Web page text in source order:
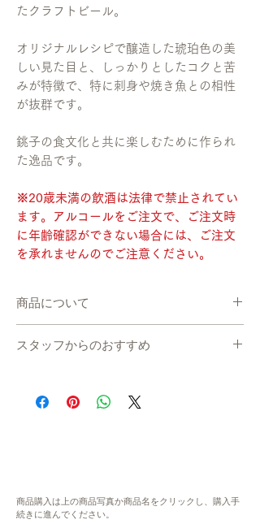
たクラフトビール。
オリジナルレシピで醸造した琥珀色の美
しい見た目と、しっかりとしたコクと苦
みが特徴で、特に刺身や焼き魚との相性
が抜群です。
銚子の食文化と共に楽しむために作られ
た逸品です。
※20歳未満の飲酒は法律で禁止されてい
ます。アルコールをご注文で、ご注文時
に年齢確認ができない場合には​、ご注文
を承れませんのでご注意ください。
商品について
す。
何卒ご了承ください。
文ください。
・表示金額は、送料込みの金額です。配送先
スタッフからのおすすめ
システムの都合上、在庫数更新が間に合わ
ず、ご注文いただいた後に商品が欠品・在庫
い。大変ご不便をお掛けいたしますが、何卒
ご理解・ご協力賜りますよう、よろしくお願
商品購入は上の商品写真か商品名をクリックし、購入手
続きに進んでください。